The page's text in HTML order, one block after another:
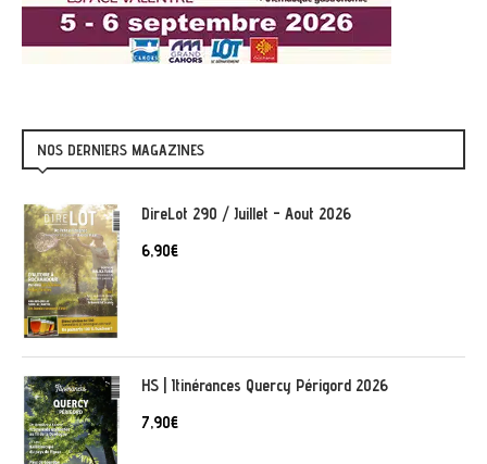
NOS DERNIERS MAGAZINES
DireLot 290 / Juillet - Aout 2026
6,90€
HS | Itinérances Quercy Périgord 2026
7,90€